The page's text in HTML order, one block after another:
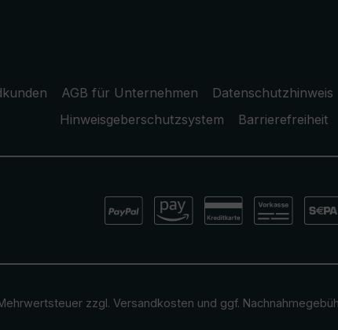
AGB für Unternehmen Datenschutzhinweis
Hinweisgeberschutzsystem
Barrierefreiheit
zzgl. Versandkosten und ggf.